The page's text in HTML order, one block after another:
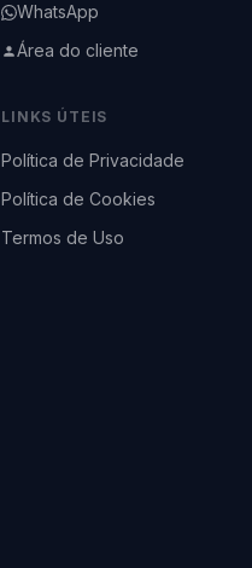
WhatsApp
Área do cliente
LINKS ÚTEIS
Política de Privacidade
Política de Cookies
Termos de Uso